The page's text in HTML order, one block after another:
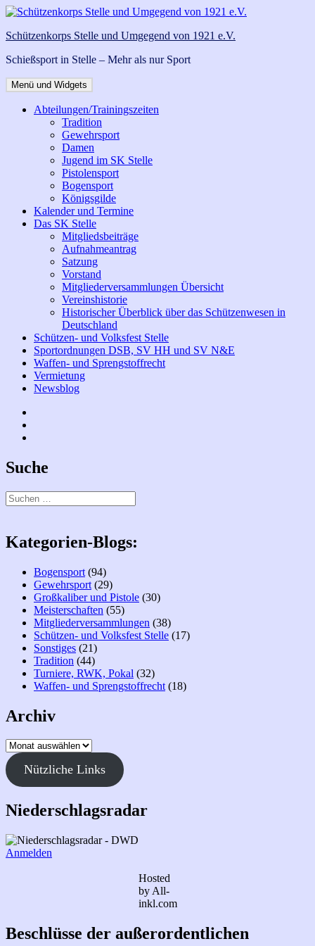
Zum
springen
Schützenkorps Stelle und Umgegend von 1921 e.V.
Schießsport in Stelle – Mehr als nur Sport
Menü und Widgets
Abteilungen/Trainingszeiten
Tradition
Gewehrsport
Damen
Jugend im SK Stelle
Pistolensport
Bogensport
Königsgilde
Kalender und Termine
Das SK Stelle
Mitgliedsbeiträge
Aufnahmeantrag
Satzung
Vorstand
Mitgliederversammlungen Übersicht
Vereinshistorie
Historischer Überblick über das Schützenwesen in
Deutschland
Schützen- und Volksfest Stelle
Sportordnungen DSB, SV HH und SV N&E
Waffen- und Sprengstoffrecht
Vermietung
Newsblog
Suche
Suchen
nach:
Kategorien-Blogs:
Bogensport (94)
Gewehrsport (29)
Großkaliber und Pistole (30)
Meisterschaften (55)
Mitgliederversammlungen (38)
Schützen- und Volksfest Stelle (17)
Sonstiges (21)
Tradition (44)
Turniere, RWK, Pokal (32)
Waffen- und Sprengstoffrecht (18)
Archiv
Archiv
Nützliche Links
Niederschlagsradar
Anmelden
Hosted
by All-
inkl.com
Beschlüsse der außerordentlichen